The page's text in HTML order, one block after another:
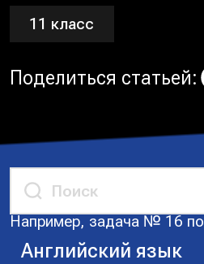
11 класс
Поделиться статьей:
Например, задача № 16
Английский язык